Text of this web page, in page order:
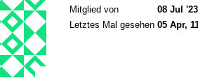
Mitglied von
08 Jul
Letztes Mal gesehen 05 Apr,